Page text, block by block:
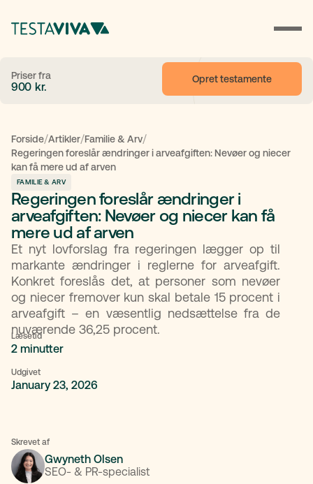
Priser fra
900 kr.
Opret testamente
Forside/Artikler/Familie & Arv/
Regeringen foreslår ændringer i arveafgiften: Nevøer og niecer
kan få mere ud af arven
FAMILIE & ARV
Regeringen foreslår ændringer i
arveafgiften: Nevøer og niecer kan få
mere ud af arven
Et nyt lovforslag fra regeringen lægger op til
markante ændringer i reglerne for arveafgift.
Konkret foreslås det, at personer som nevøer
og niecer fremover kun skal betale 15 procent i
arveafgift – en væsentlig nedsættelse fra de
nuværende 36,25 procent.
Læsetid
2 minutter
Udgivet
January 23, 2026
Skrevet af
Gwyneth Olsen
SEO- & PR-specialist